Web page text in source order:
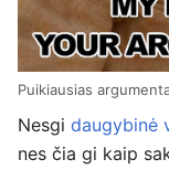
Puikiausias
Nesgi daugybinė
nes čia gi kaip